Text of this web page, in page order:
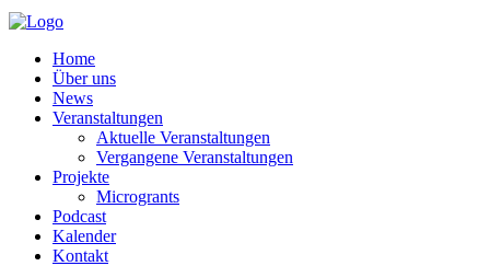
Home
Über uns
News
Veranstaltungen
Aktuelle Veranstaltungen
Vergangene Veranstaltungen
Projekte
Microgrants
Podcast
Kalender
Kontakt